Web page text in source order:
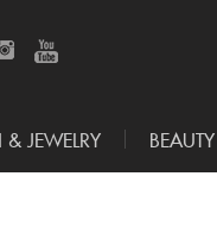
JEWELRY BEAUTY